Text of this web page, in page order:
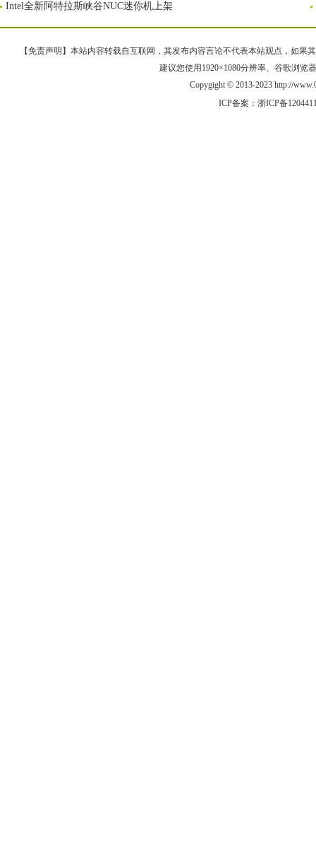
Intel全新阿特拉斯峡谷NUC迷你机上架
【免责声明】本站内容转载自互联网，其发布内容言论不代表本站观点，如果
建议您使用1920×1080分辨率、谷歌浏览
Copygight © 2013-2023 http://
ICP备案： 浙ICP备